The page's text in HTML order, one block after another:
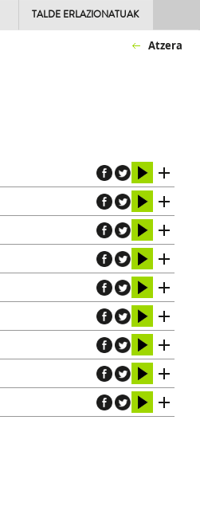
TALDE ERLAZIONATUAK
Atzera